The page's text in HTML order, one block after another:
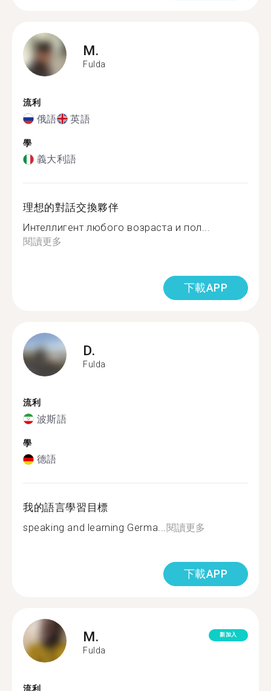
M.
Fulda
流利
俄語 英語
學
義大利語
理想的對話交換夥伴
Интеллигент любого возраста и пол...
閱讀更多
下載APP
D.
Fulda
流利
波斯語
學
德語
我的語言學習目標
speaking and learning Germa...閱讀更多
下載APP
M.
Fulda
新加入
流利